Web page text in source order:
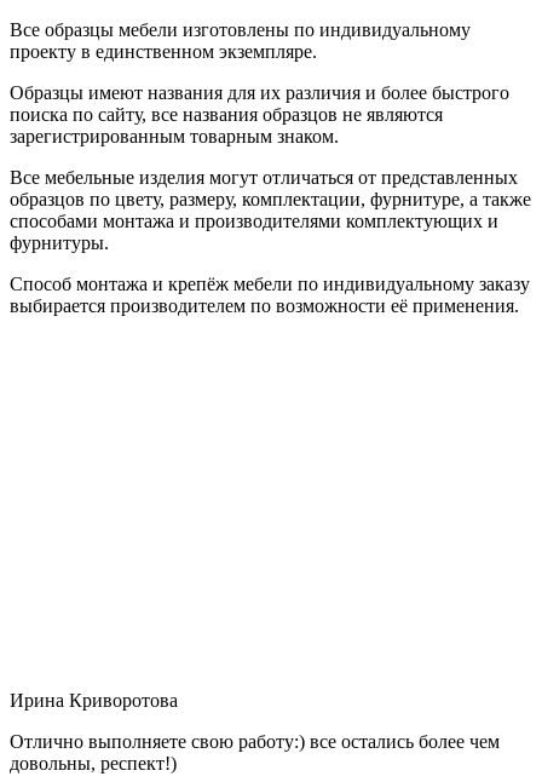
Все образцы мебели изготовлены по индивидуальному
проекту в единственном экземпляре.
Образцы имеют названия для их различия и более быстрого
поиска по сайту, все названия образцов не являются
зарегистрированным товарным знаком.
Все мебельные изделия могут отличаться от представленных
образцов по цвету, размеру, комплектации, фурнитуре, а также
способами монтажа и производителями комплектующих и
фурнитуры.
Способ монтажа и крепёж мебели по индивидуальному заказу
выбирается производителем по возможности её применения.
Ирина Криворотова
Отлично выполняете свою работу:) все остались более чем
довольны, респект!)